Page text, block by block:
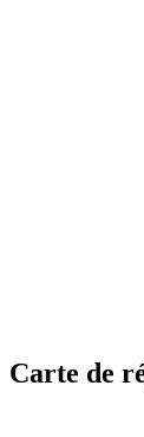
Carte de